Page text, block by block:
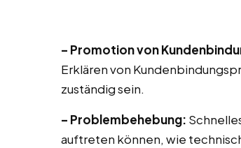
– Promotion von
Erklären von
zuständig sein.
– Problembehebung:
auftreten können, wie